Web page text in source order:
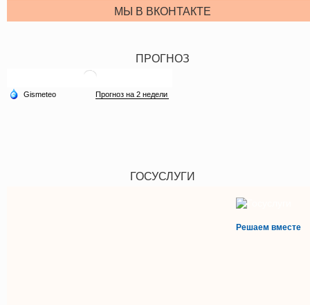
МЫ В ВКОНТАКТЕ
ПРОГНОЗ
ГОСУСЛУГИ
Решаем вместе